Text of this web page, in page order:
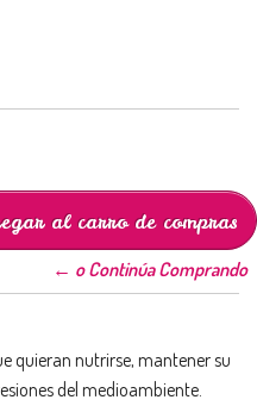
← o Continúa Comprando
quieran nutrirse, mantener su
del medioambiente.